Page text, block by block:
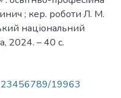
; кер. роботи Л. М.
національний
2024. – 40 с.
19963